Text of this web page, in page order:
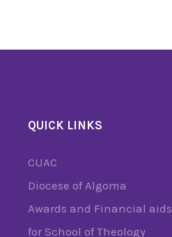
QUICK LINKS
CUAC
Diocese of Algoma
Awards and Financial aids
for School of Theology